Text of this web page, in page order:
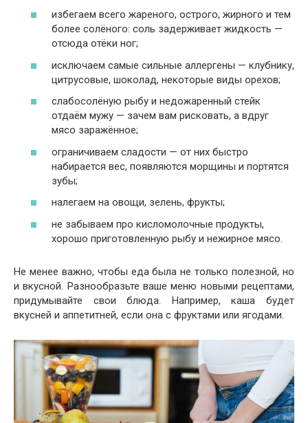
избегаем всего жареного, острого, жирного и тем
более солёного: соль задерживает жидкость —
отсюда отёки ног;
исключаем самые сильные аллергены — клубнику,
цитрусовые, шоколад, некоторые виды орехов;
слабосолёную рыбу и недожаренный стейк
отдаём мужу — зачем вам рисковать, а вдруг
мясо заражённое;
ограничиваем сладости — от них быстро
набирается вес, появляются морщины и портятся
зубы;
налегаем на овощи, зелень, фрукты;
не забываем про кисломолочные продукты,
хорошо приготовленную рыбу и нежирное мясо.
Не менее важно, чтобы еда была не только полезной, но
и вкусной. Разнообразьте ваше меню новыми рецептами,
придумывайте свои блюда. Например, каша будет
вкусней и аппетитней, если она с фруктами или ягодами.